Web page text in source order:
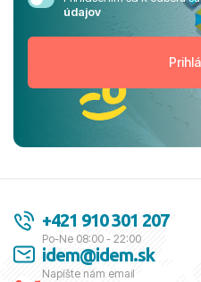
údajov
+421 910 301 207
Po-Ne 08:00 - 22:00
idem@idem.sk
Napíšte nám email